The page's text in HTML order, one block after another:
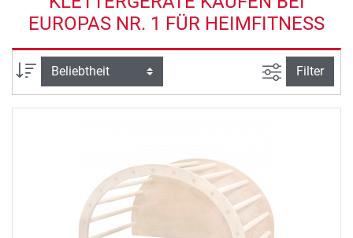
EUROPAS NR. 1 FÜR HEIMFITNESS
Sortierung Ansicht
Filter